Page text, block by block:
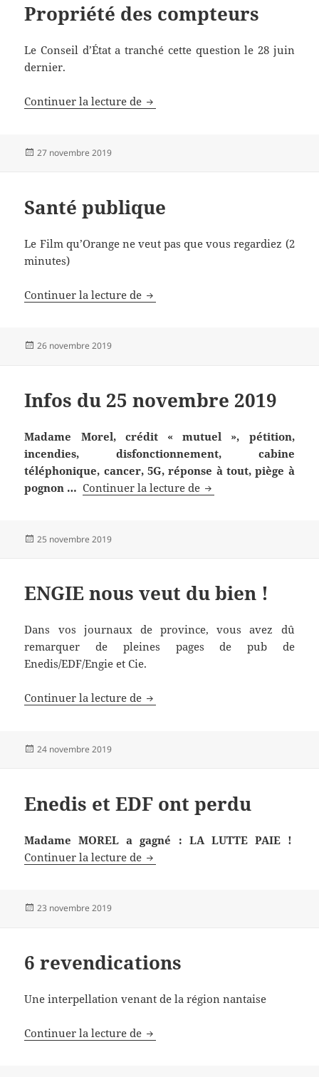
Propriété des compteurs
Le Conseil d’État a tranché cette question le 28 juin
dernier.
Continuer la lecture de Propriété des compteurs
Publié
27 novembre 2019
Santé publique
Le Film qu’Orange ne veut pas que vous regardiez (2
minutes)
Continuer la lecture de Santé publique
Publié
26 novembre 2019
Infos du 25 novembre 2019
Madame Morel, crédit « mutuel », pétition,
incendies, disfonctionnement, cabine
téléphonique, cancer, 5G, réponse à tout, piège à
pognon … Continuer la lecture de Infos du 25 novembre
Publié
25 novembre 2019
ENGIE nous veut du bien !
Dans vos journaux de province, vous avez dû
remarquer de pleines pages de pub de
Enedis/EDF/Engie et Cie.
Continuer la lecture de ENGIE nous veut du bien !
Publié
24 novembre 2019
Enedis et EDF ont perdu
Madame MOREL a gagné : LA LUTTE PAIE !
Continuer la lecture de Enedis et EDF ont perdu
Publié
23 novembre 2019
6 revendications
Une interpellation venant de la région nantaise
Continuer la lecture de 6 revendications